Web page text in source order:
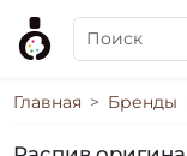
Главная Бренды